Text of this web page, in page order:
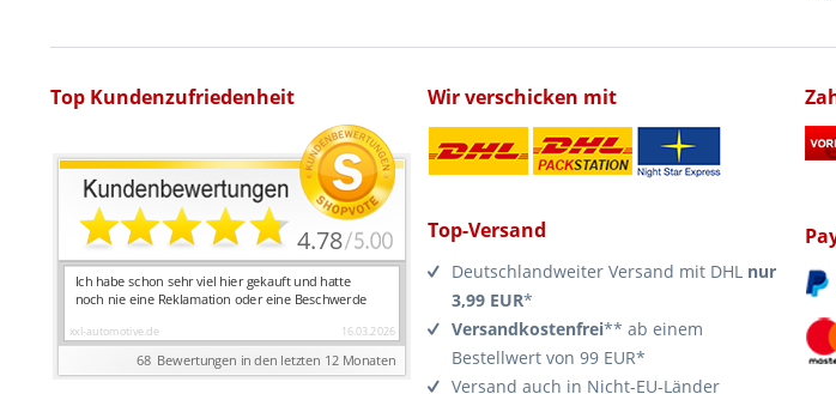
Top Kundenzufriedenheit Wir verschicken mit
Top-Versand
Deutschlandweiter Versand mit DHL nur
3,99 EUR*
Versandkostenfrei** ab einem
Bestellwert von 99 EUR*
Versand auch in Nicht-EU-Länder